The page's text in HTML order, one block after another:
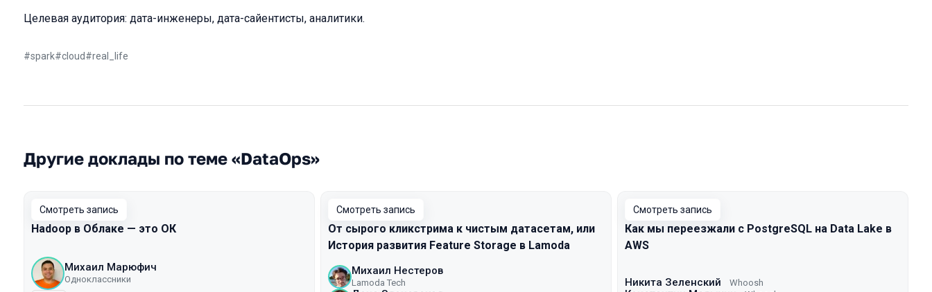
Целевая аудитория: дата-инженеры, дата-сайентисты, аналитики.
#spark#cloud#real_life
Другие доклады по теме «DataOps»
Смотреть запись
Hadoop в Облаке — это ОК
Михаил Марюфич
Одноклассники
Смотреть запись
От сырого кликстрима к чистым датасетам, или
История развития Feature Storage в Lamoda
Михаил Нестеров
Lamoda Tech
Смотреть запись
Как мы переезжали с PostgreSQL на Data Lake в
AWS
Никита Зеленский Whoosh